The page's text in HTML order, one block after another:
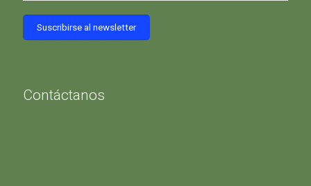
Contáctanos